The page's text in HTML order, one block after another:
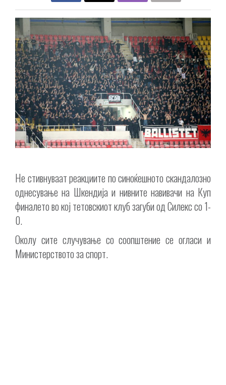
Не стивнуваат реакциите по синоќешното скандалозно
однесување на Шкендија и нивните навивачи на Куп
финалето во кој тетовскиот клуб загуби од Силекс со 1-
0.
Околу сите случување со соопштение се огласи и
Министерството за спорт.